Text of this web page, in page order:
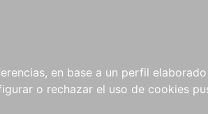
en base a un perfil
o rechazar el uso de cookies
NOVEDADES NOTICIAS
COMPRAS